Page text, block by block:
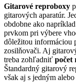
Gitarové reproboxy
gitarových aparatúr.
obdobne ako
prvkom pri výbere
dôležitou informáciou
zosilňovači. Aj
treba zohľadniť počet
Štandardný gitarový
však aj s jedným